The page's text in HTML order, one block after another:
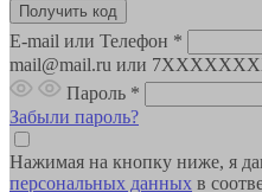
E-mail или Телефон *
mail@mail.ru или
Пароль *
Забыли пароль?
Нажимая на кнопку ниже, я
персональных данных в